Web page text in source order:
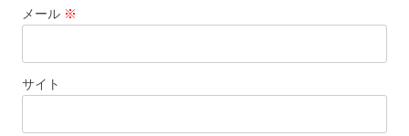
メール ※
サイト